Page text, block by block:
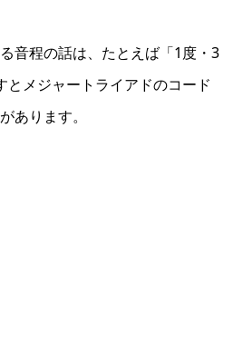
音程の話は、たとえば「1度・3
とメジャートライアドのコード
あります。